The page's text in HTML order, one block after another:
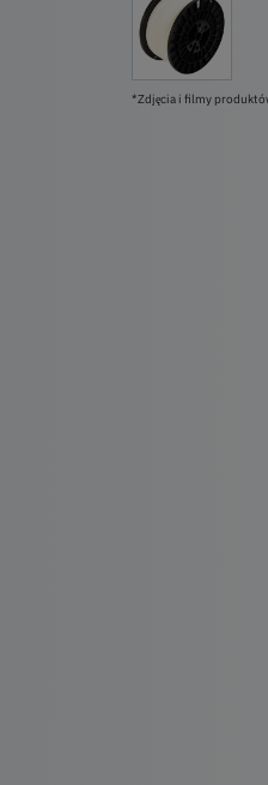
*Zdjęcia i filmy